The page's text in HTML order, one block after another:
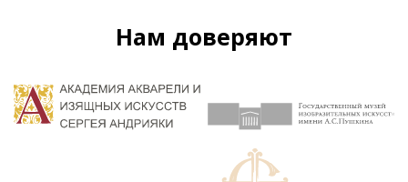
Нам доверяют